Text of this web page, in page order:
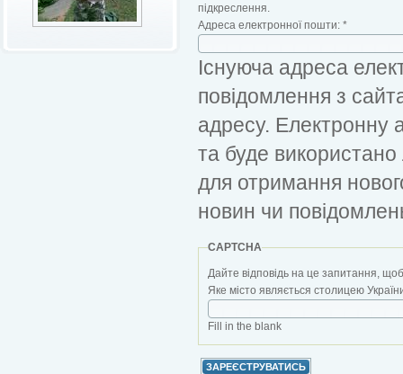
підкреслення.
Адреса електронної пошти: *
Існуюча адреса
повідомлення з
адресу. Електронну
та буде
для отримання
новин чи
CAPTCHA
Дайте відповідь на це запитання,
Яке місто являється столицею
Fill in the blank